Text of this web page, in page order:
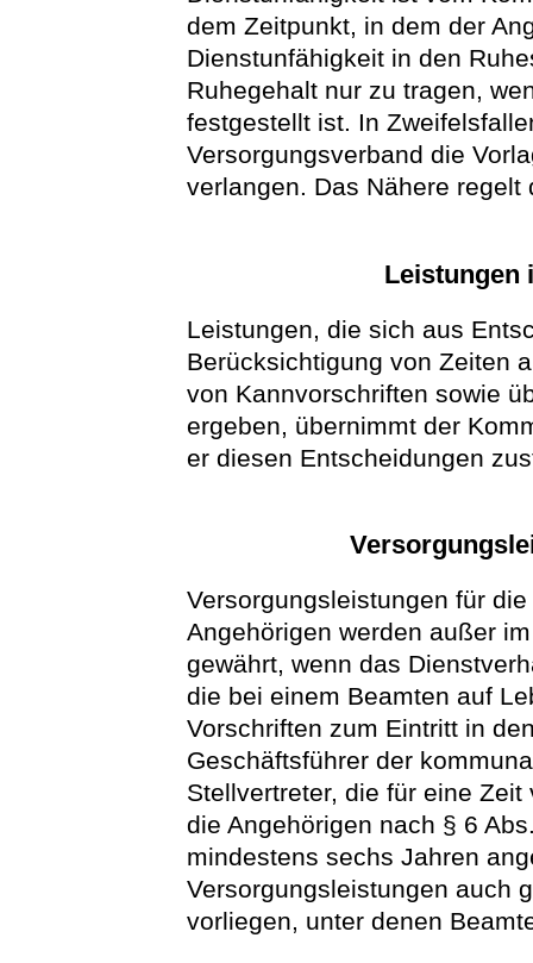
dem Zeitpunkt, in dem der
Dienstunfähigkeit in den
Ruhegehalt nur zu tragen,
festgestellt ist. In
Versorgungsverband die
verlangen. Das Nähere regelt
Leistungen
Leistungen, die sich aus
Berücksichtigung von Zeiten
von Kannvorschriften sowie
ergeben, übernimmt der
er diesen Entscheidungen
Versorgungsleistungen für
Angehörigen werden außer
gewährt, wenn das
die bei einem Beamten auf
Vorschriften zum Eintritt in
Geschäftsführer der
Stellvertreter, die für eine
die Angehörigen nach § 6
mindestens sechs Jahren
Versorgungsleistungen auch
vorliegen, unter denen